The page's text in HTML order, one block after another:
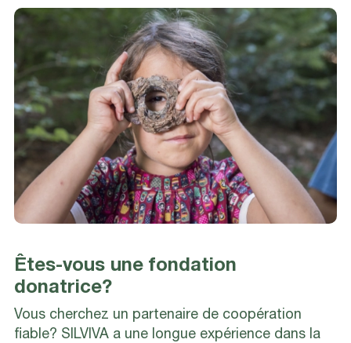
Êtes-vous une fondation
donatrice?
Vous cherchez un partenaire de coopération
fiable? SILVIVA a une longue expérience dans la